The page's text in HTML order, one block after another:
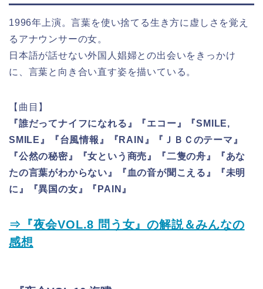
1996年上演。言葉を使い捨てる生き方に虚しさを覚え
るアナウンサーの女。
日本語が話せない外国人娼婦との出会いをきっかけ
に、言葉と向き合い直す姿を描いている。
【曲目】
『誰だってナイフになれる』『エコー』『SMILE,
SMILE』『台風情報』『RAIN』『ＪＢＣのテーマ』
『公然の秘密』『女という商売』『二隻の舟』『あな
たの言葉がわからない』『血の音が聞こえる』『未明
に』『異国の女』『PAIN』
⇒『夜会VOL.8 問う女』の解説＆みんなの
感想